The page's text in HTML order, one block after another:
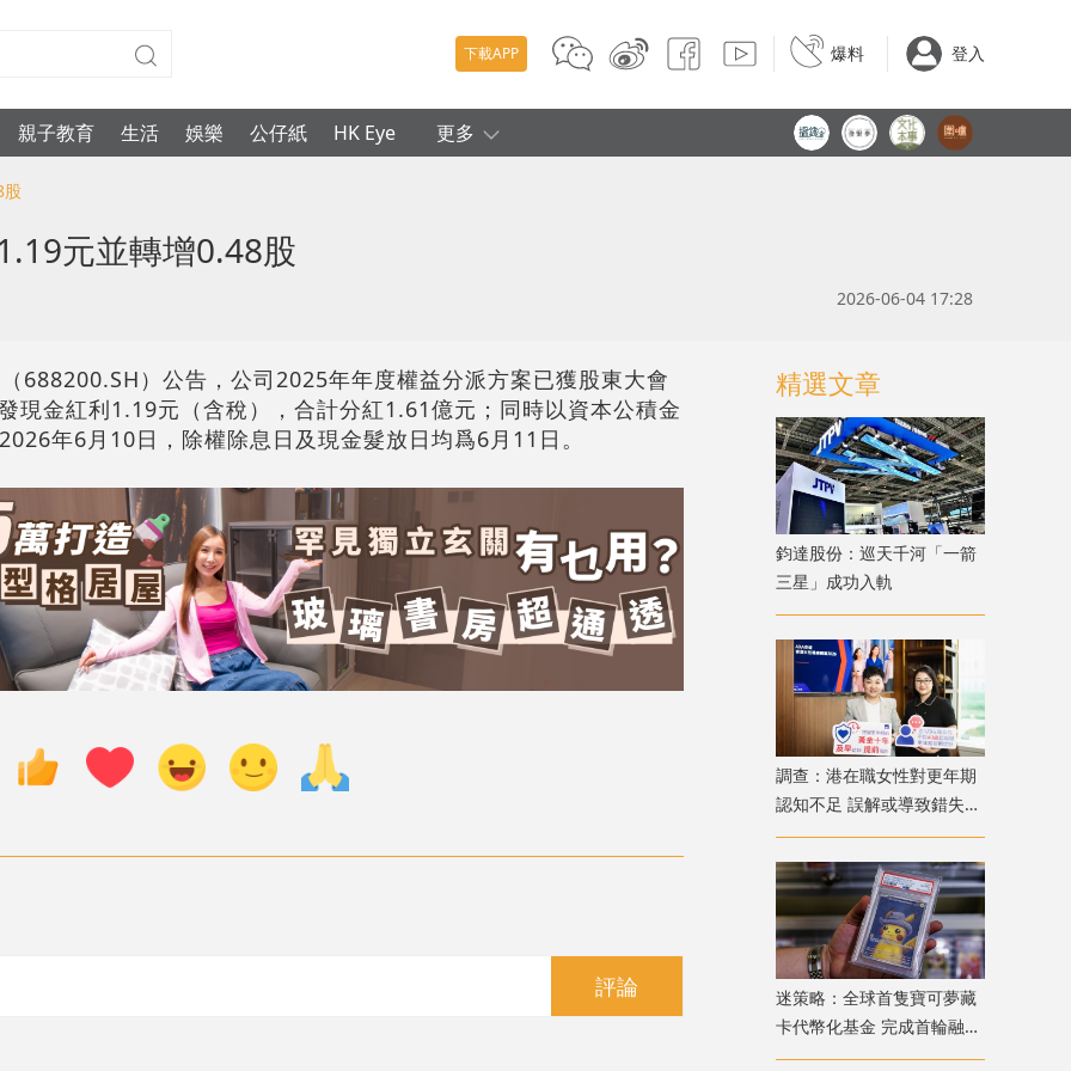
下載APP 爆料 登入
親子教育 生活 娛樂 公仔紙 HK Eye 更多
股
元並轉增0.48股
2026-06-04 17:28
688200.SH）公告，公司2025年年度權益分派方案已獲股東大會
現金紅利1.19元（含稅），合計分紅1.61億元；同時以資本公積金
年6月10日，除權除息日及現金髮放日均爲6月11日。
評論
精選文章
鈞達股份：巡天千河「一箭
三星」成功入軌
調查：港在職女性對更年期
認知不足 誤解或導致錯失
「黃金預防期」
迷策略：全球首隻寶可夢藏
卡代幣化基金 完成首輪融資
兼獲超購